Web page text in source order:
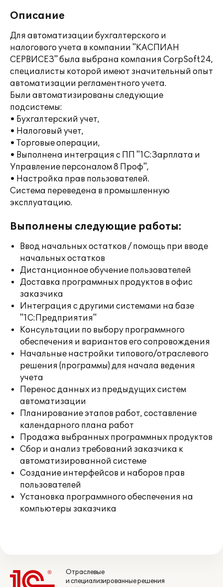
Описание
Для автоматизации бухгалтерского и
налогового учета в компании "КАСПИАН
СЕРВИСЕЗ" была выбрана компания CorpSoft24,
специалисты которой имеют значительный опыт
автоматизации регламентного учета.
Были автоматизированы следующие
подсистемы:
• Бухгалтерский учет,
• Налоговый учет,
• Торговые операции,
• Выполнена интеграция с ПП "1С:Зарплата и
Управление персоналом 8 Проф",
• Настройка прав пользователей.
Система переведена в промышленную
эксплуатацию.
Выполнены следующие работы:
Ввод начальных остатков / помощь при вводе
начальных остатков
Дистанционное обучение пользователей
Доставка программных продуктов в офис
заказчика
Интеграция с другими системами на базе
"1С:Предприятия"
Консультации по выбору программного
обеспечения и вариантов его сопровождения
Начальные настройки типового/отраслевого
решения (программы) для начала ведения
учета
Перенос данных из предыдущих систем
автоматизации
Планирование этапов работ, составление
календарного плана работ
Продажа выбранных программных продуктов
Сбор и анализ требований заказчика к
автоматизированной системе
Создание интерфейсов и наборов прав
пользователей
Установка программного обеспечения на
компьютеры заказчика
Отраслевые
и специализированные решения